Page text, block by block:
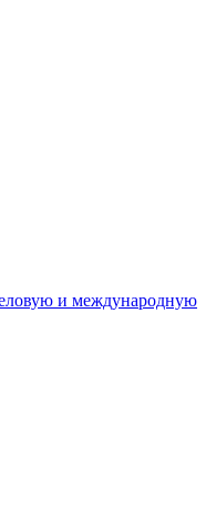
и международную